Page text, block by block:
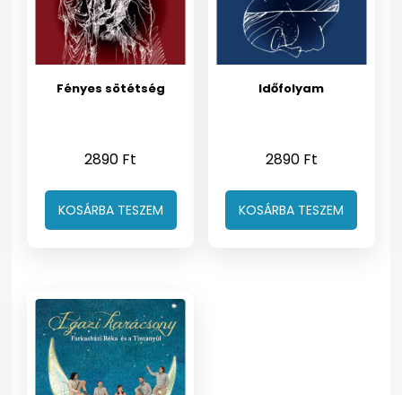
Fényes sötétség
2890 Ft
KOSÁRBA TESZEM
Időfolyam
2890 Ft
KOSÁRBA TESZEM